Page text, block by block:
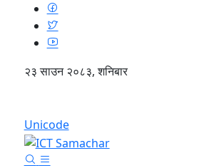
२३ साउन २०८३, शनिबार
Unicode